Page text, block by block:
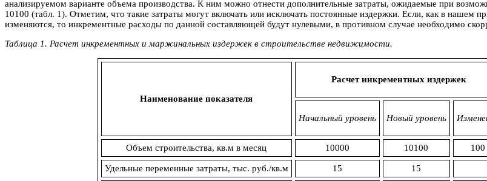
анализируемом варианте объема производства. К ним можно отнести дополнительные затраты, ожидаемые при
10100 (табл. 1). Отметим, что такие затраты могут включать или исключать постоянные издержки. Если, как в нашем
изменяются, то инкрементные расходы по данной составляющей будут нулевыми, в противном случае необходимо
Таблица 1. Расчет инкрементных и маржинальных издержек в строительстве недвижимости.
Наименование показателя
Расчет инкрементных издержек
Начальный уровень Новый уровень
Объем строительства, кв.м в месяц 10000 10100 100
Удельные переменные затраты, тыс. руб./кв.м 15 15